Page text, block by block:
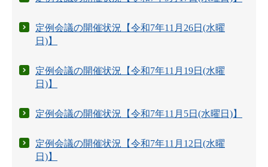
定例会議の開催状況【令和7年11月26日(水曜
日)】
定例会議の開催状況【令和7年11月19日(水曜
日)】
定例会議の開催状況【令和7年11月5日(水曜日)】
定例会議の開催状況【令和7年11月12日(水曜
日)】